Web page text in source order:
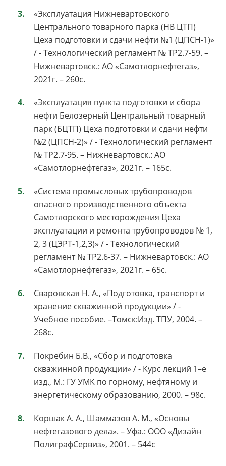
«Эксплуатация Нижневартовского
Центрального товарного парка (НВ ЦТП)
Цеха подготовки и сдачи нефти №1 (ЦПСН-1)»
/ - Технологический регламент № ТР2.7-59. –
Нижневартовск.: АО «Самотлорнефтегаз»,
2021г. – 260с.
«Эксплуатация пункта подготовки и сбора
нефти Белозерный Центральный товарный
парк (БЦТП) Цеха подготовки и сдачи нефти
№2 (ЦПСН-2)» / - Технологический регламент
№ ТР2.7-95. – Нижневартовск.: АО
«Самотлорнефтегаз», 2021г. – 165с.
«Система промысловых трубопроводов
опасного производственного объекта
Самотлорского месторождения Цеха
эксплуатации и ремонта трубопроводов № 1,
2, 3 (ЦЭРТ-1,2,3)» / - Технологический
регламент № ТР2.6-37. – Нижневартовск.: АО
«Самотлорнефтегаз», 2021г. – 65с.
Сваровская Н. А., «Подготовка, транспорт и
хранение скважинной продукции» / -
Учебное пособие. –Томск:Изд. ТПУ, 2004. –
268с.
Покребин Б.В., «Сбор и подготовка
скважинной продукции» / - Курс лекций 1–е
изд., М.: ГУ УМК по горному, нефтяному и
энергетическому образованию, 2000. – 98с.
Коршак А. А., Шаммазов А. М., «Основы
нефтегазового дела». – Уфа.: ООО «Дизайн
ПолиграфСервиз», 2001. – 544с